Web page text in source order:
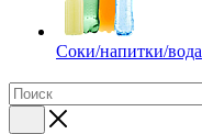
Соки/напитки/вода